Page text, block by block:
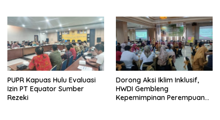
PUPR Kapuas Hulu Evaluasi
Izin PT Equator Sumber
Rezeki
Dorong Aksi Iklim Inklusif,
HWDI Gembleng
Kepemimpinan Perempuan